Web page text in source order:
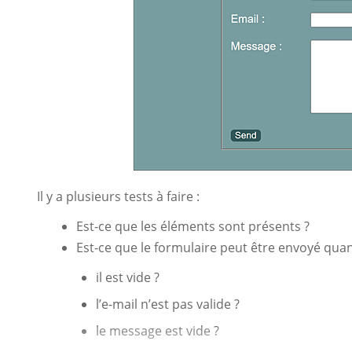
Il y a plusieurs tests à faire :
Est-ce que les éléments sont présents ?
Est-ce que le formulaire peut être envoyé
il est vide ?
l’e-mail n’est pas valide ?
le message est vide ?